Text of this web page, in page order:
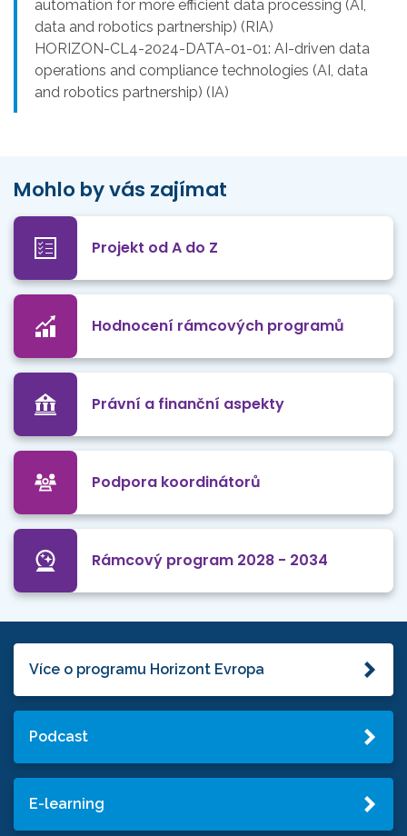
automation for more efficient data processing (AI,
data and robotics partnership) (RIA)
HORIZON-CL4-2024-DATA-01-01: AI-driven data
operations and compliance technologies (AI, data
and robotics partnership) (IA)
Mohlo by vás zajímat
Projekt od A do Z
Hodnocení rámcových programů
Právní a finanční aspekty
Podpora koordinátorů
Rámcový program 2028 - 2034
Více o programu Horizont Evropa
Podcast
E-learning